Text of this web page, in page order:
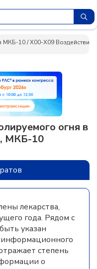
МКБ-10/X00-X09 Воздействие
огня в
МКБ-10
лекарства,
года. Рядом с
указан
степень
о